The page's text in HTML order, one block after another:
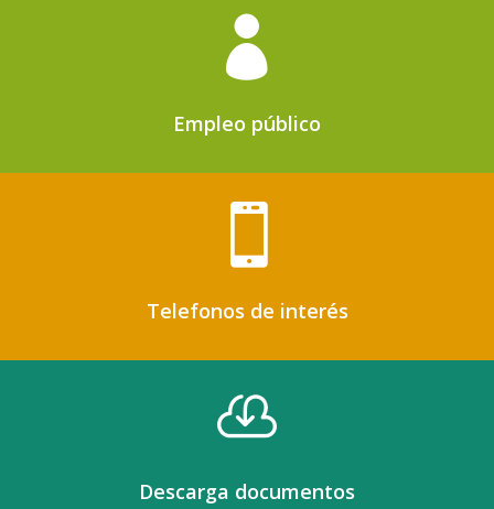

Empleo público

Telefonos de interés

Descarga documentos